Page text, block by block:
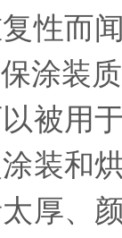
性而
涂装
用于
装和
厚、